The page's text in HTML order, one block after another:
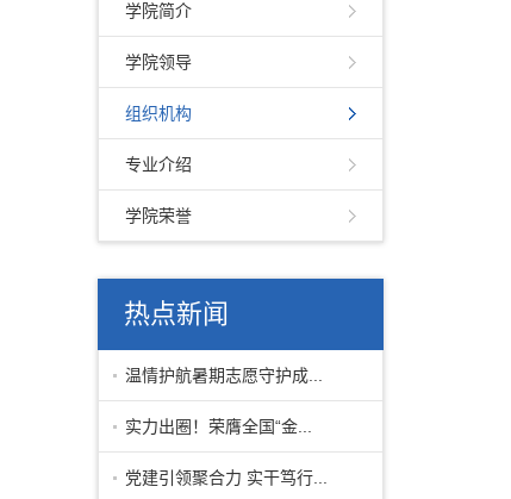
学院简介
学院领导
组织机构
专业介绍
学院荣誉
热点新闻
温情护航暑期志愿守护成...
实力出圈！荣膺全国“金...
党建引领聚合力 实干笃行...